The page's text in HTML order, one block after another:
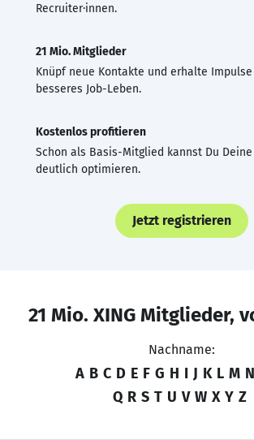
Recruiter·innen.
21 Mio. Mitglieder
Knüpf neue Kontakte und erhalte
besseres Job-Leben.
Kostenlos profitieren
Schon als Basis-Mitglied kannst Du Deine
deutlich optimieren.
Jetzt registrieren
21 Mio. XING Mitglieder,
Nachname:
A B C D E F G H I J K L M N
Q R S T U V W X Y Z